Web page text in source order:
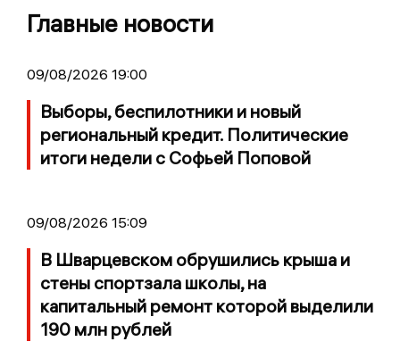
Главные новости
09/08/2026 19:00
Выборы, беспилотники и новый
региональный кредит. Политические
итоги недели с Софьей Поповой
09/08/2026 15:09
В Шварцевском обрушились крыша и
стены спортзала школы, на
капитальный ремонт которой выделили
190 млн рублей